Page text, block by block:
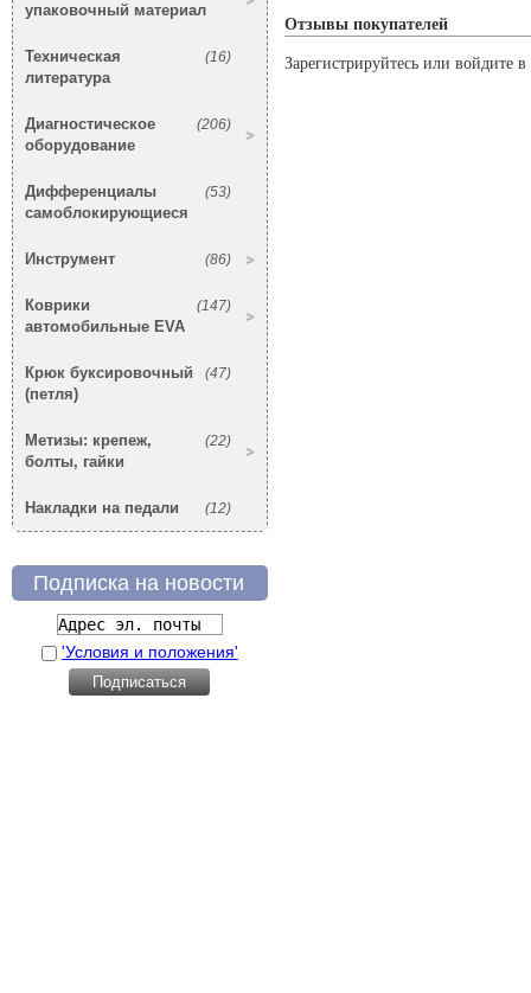
упаковочный материал
(16)
Техническая
литература
(206)
Диагностическое
оборудование
(53)
Дифференциалы
самоблокирующиеся
(86)
Инструмент
(147)
Коврики
автомобильные EVA
(47)
Крюк буксировочный
(петля)
(22)
Метизы: крепеж,
болты, гайки
(12)
Накладки на педали
Подписка на новости
'Условия и положения'
Отзывы покупателей
Зарегистрируйтесь или войдите